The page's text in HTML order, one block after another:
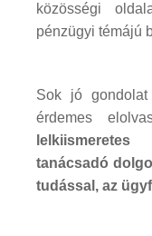
közösségi
pénzügyi témájú
Sok jó
érdemes
tanácsadó
tudással, az